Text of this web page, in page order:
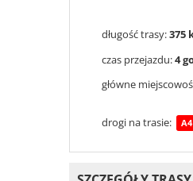
długość trasy:375
czas przejazdu:4
główne
drogi na trasie: A4